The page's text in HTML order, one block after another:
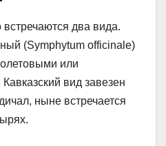
два вида.
(Symphytum officinale)
или
вид завезен
ныне встречается